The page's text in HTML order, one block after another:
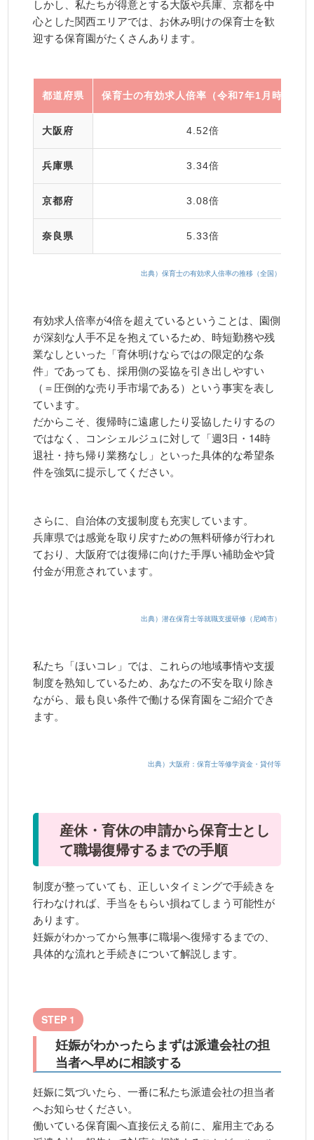
しかし、私たちが得意とする大阪や兵庫、京都を中
心とした関西エリアでは、お休み明けの保育士を歓
迎する保育園がたくさんあります。
都道府県 保育士の有効求人倍率（令和7年1月時点）
大阪府 4.52倍
兵庫県 3.34倍
京都府 3.08倍
奈良県 5.33倍
出典）保育士の有効求人倍率の推移（全国）
有効求人倍率が4倍を超えているということは、園側
が深刻な人手不足を抱えているため、時短勤務や残
業なしといった「育休明けならではの限定的な条
件」であっても、採用側の妥協を引き出しやすい
（＝圧倒的な売り手市場である）という事実を表し
ています。
だからこそ、復帰時に遠慮したり妥協したりするの
ではなく、コンシェルジュに対して「週3日・14時
退社・持ち帰り業務なし」といった具体的な希望条
件を強気に提示してください。
さらに、自治体の支援制度も充実しています。
兵庫県では感覚を取り戻すための無料研修が行われ
ており、大阪府では復帰に向けた手厚い補助金や貸
付金が用意されています。
出典）潜在保育士等就職支援研修（尼崎市）
私たち「ほいコレ」では、これらの地域事情や支援
制度を熟知しているため、あなたの不安を取り除き
ながら、最も良い条件で働ける保育園をご紹介でき
ます。
出典）大阪府：保育士等修学資金・貸付等
産休・育休の申請から保育士とし
て職場復帰するまでの手順
制度が整っていても、正しいタイミングで手続きを
行わなければ、手当をもらい損ねてしまう可能性が
あります。
妊娠がわかってから無事に職場へ復帰するまでの、
具体的な流れと手続きについて解説します。
STEP 1
妊娠がわかったらまずは派遣会社の担
当者へ早めに相談する
妊娠に気づいたら、一番に私たち派遣会社の担当者
へお知らせください。
働いている保育園へ直接伝える前に、雇用主である